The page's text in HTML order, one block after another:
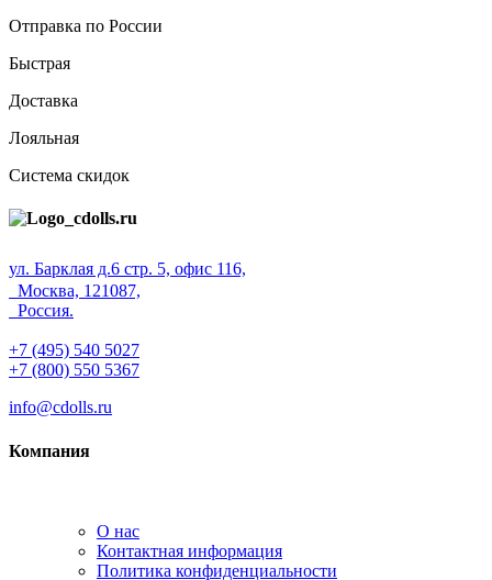
Отправка по России
Быстрая
Доставка
Лояльная
Система скидок
ул. Барклая д.6 стр. 5, офис 116,
Москва, 121087,
Россия.
+7 (495) 540 5027
+7 (800) 550 5367
info@cdolls.ru
Компания
О нас
Контактная информация
Политика конфиденциальности